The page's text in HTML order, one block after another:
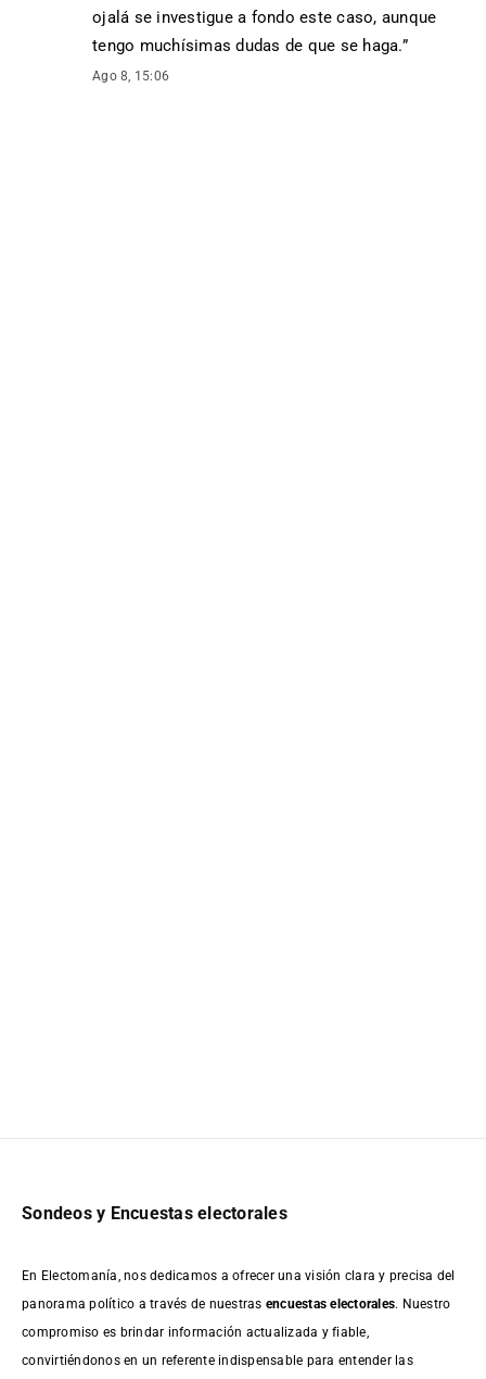
ojalá se investigue a fondo este caso, aunque
tengo muchísimas dudas de que se haga.”
Ago 8, 15:06
Sondeos y Encuestas electorales
En Electomanía, nos dedicamos a ofrecer una visión clara y precisa del
panorama político a través de nuestras encuestas electorales. Nuestro
compromiso es brindar información actualizada y fiable,
convirtiéndonos en un referente indispensable para entender las